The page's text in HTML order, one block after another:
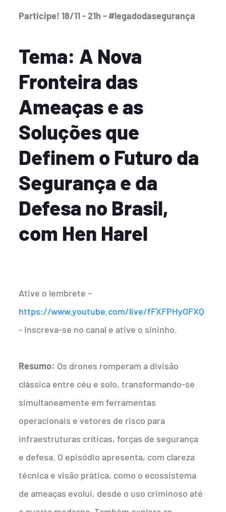
Participe! 18/11 - 21h - #legadodasegurança
Tema: A Nova
Fronteira das
Ameaças e as
Soluções que
Definem o Futuro da
Segurança e da
Defesa no Brasil,
com Hen Harel
Ative o lembrete –
https://www.youtube.com/live/fFXFPHyOFXQ
- Inscreva-se no canal e ative o sininho.
Resumo: Os drones romperam a divisão
clássica entre céu e solo, transformando-se
simultaneamente em ferramentas
operacionais e vetores de risco para
infraestruturas críticas, forças de segurança
e defesa. O episódio apresenta, com clareza
técnica e visão prática, como o ecossistema
de ameaças evolui, desde o uso criminoso até